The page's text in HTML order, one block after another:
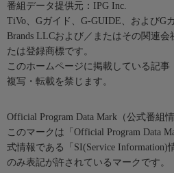
番組データ提供元：IPG Inc.
TiVo、Gガイド、G-GUIDE、およびG
Brands LLCおよび／またはその関連
たは登録商標です。
このホームページに掲載している記
複写・転載を禁じます。
Official Program Data Mark（公式番組
このマークは「Official Program Data
式情報である「SI(Service Information)
のみ表記が許されているマークです。